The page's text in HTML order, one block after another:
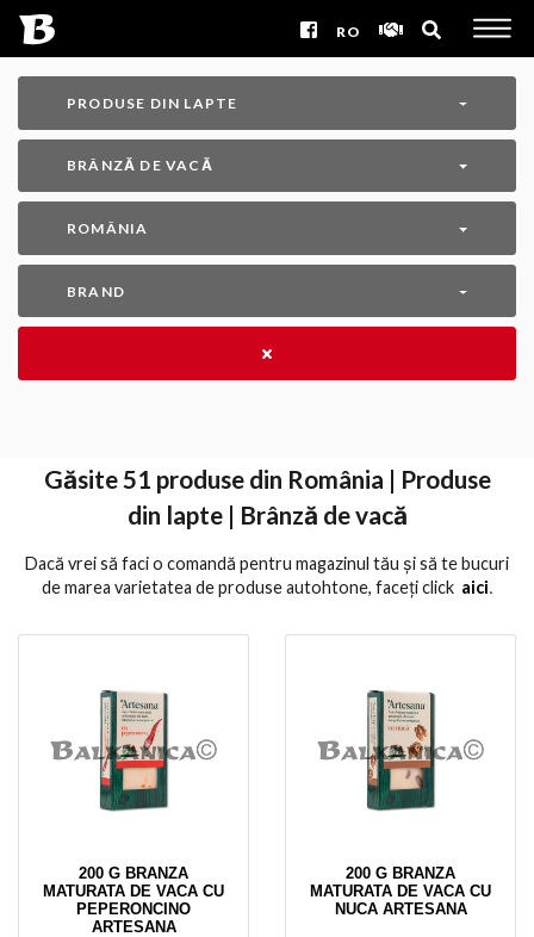
RO
PRODUSE DIN LAPTE
BRÂNZĂ DE VACĂ
ROMÂNIA
BRAND
Găsite 51 produse din România | Produse
din lapte | Brânză de vacă
Dacă vrei să faci o comandă pentru magazinul tău și să te bucuri
de marea varietatea de produse autohtone, faceți click aici․
200 G BRANZA
MATURATA DE VACA CU
PEPERONCINO
ARTESANA
200 G BRANZA
MATURATA DE VACA CU
NUCA ARTESANA